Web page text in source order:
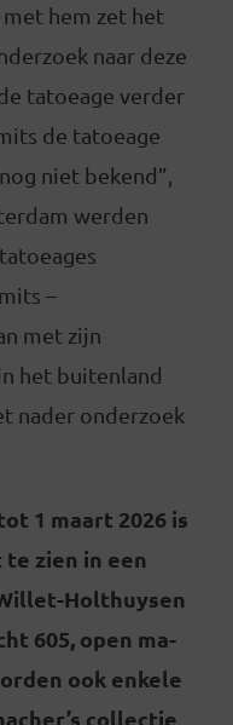
met hem zet het
naar deze
tatoeage verder
de tatoeage
niet bekend”,
werden
–
met zijn
het buitenland
nader onderzoek
1 maart 2026 is
zien in een
Holthuysen
605, open ma-
ook enkele
collectie